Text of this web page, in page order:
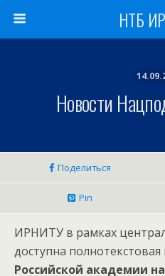
НТБ
Новости
Поделиться
Pin
ИРНИТУ в рамках
доступна
Российской академии